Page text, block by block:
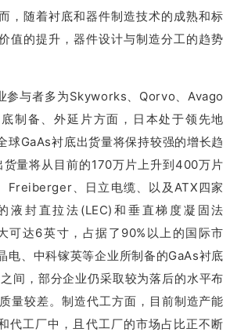
，随着衬底和器件制造技术的成熟和标
值的提升，器件设计与制造分工的趋势
与者多为Skyworks、Qorvo、Avago
制备、外延片方面，日本处于领先地
球GaAs衬底出货量将保持较强的增长趋
量将从目前的170万片上升到400万片
Freiberger、日立电缆、以及ATX四家
液封直拉法(LEC)和垂直梯度凝固法
可达6英寸，占据了90%以上的国际市
电、中科镓英等企业所制备的GaAs衬底
间，部分企业仍采取较为落后的水平布
量较差。制造代工方面，目前制造产能
代工厂中，且代工厂的市场占比正不断